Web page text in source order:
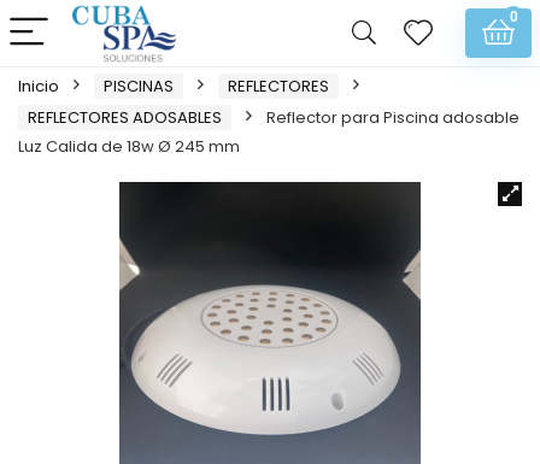
0
Inicio PISCINAS
REFLECTORES
REFLECTORES ADOSABLES
Reflector para Piscina adosable
Luz Calida de 18w Ø 245 mm